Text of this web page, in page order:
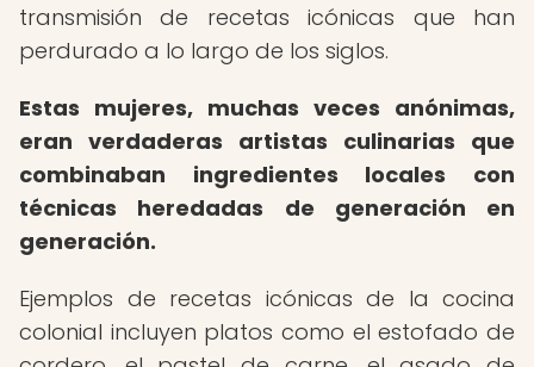
transmisión de recetas icónicas que han
perdurado a lo largo de los siglos.
Estas mujeres, muchas veces anónimas,
eran verdaderas artistas culinarias que
combinaban ingredientes locales con
técnicas heredadas de generación en
generación.
Ejemplos de recetas icónicas de la cocina
colonial incluyen platos como el estofado de